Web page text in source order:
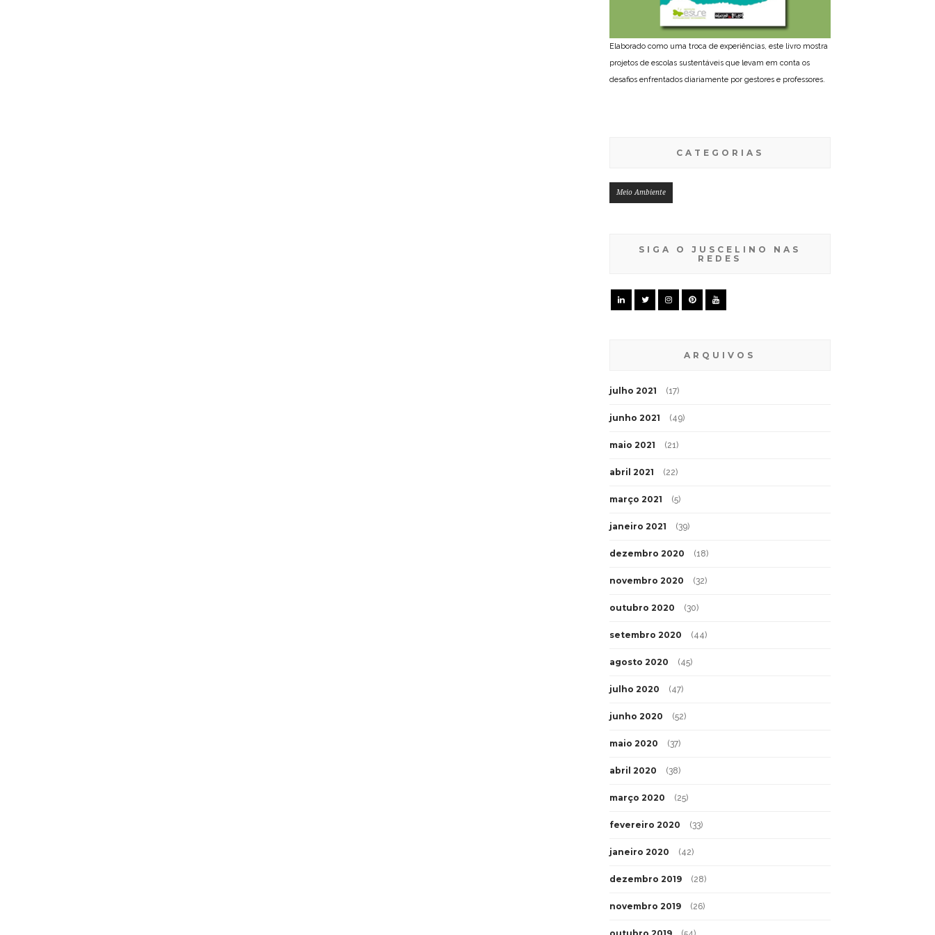
Elaborado como uma troca de experiências, este livro mostra
projetos de escolas sustentáveis que levam em conta os
desafios enfrentados diariamente por gestores e professores.
CATEGORIAS
Meio Ambiente
SIGA O JUSCELINO NAS
REDES
ARQUIVOS
julho 2021 (17)
junho 2021 (49)
maio 2021 (21)
abril 2021 (22)
março 2021 (5)
janeiro 2021 (39)
dezembro 2020 (18)
novembro 2020 (32)
outubro 2020 (30)
setembro 2020 (44)
agosto 2020 (45)
julho 2020 (47)
junho 2020 (52)
maio 2020 (37)
abril 2020 (38)
março 2020 (25)
fevereiro 2020 (33)
janeiro 2020 (42)
dezembro 2019 (28)
novembro 2019 (26)
outubro 2019